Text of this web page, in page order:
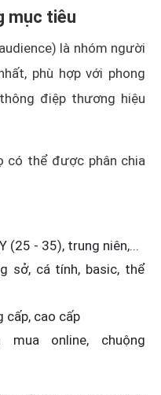
mục tiêu
là nhóm người
phù hợp với phong
điệp thương hiệu
có thể được phân chia
(25 - 35), trung niên,...
sở, cá tính, basic, thể
cấp, cao cấp
mua online, chuộng